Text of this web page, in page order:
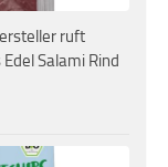
ruft
Salami Rind